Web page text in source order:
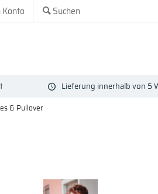
Suchen
Lieferung innerhalb von 5
& Pullover